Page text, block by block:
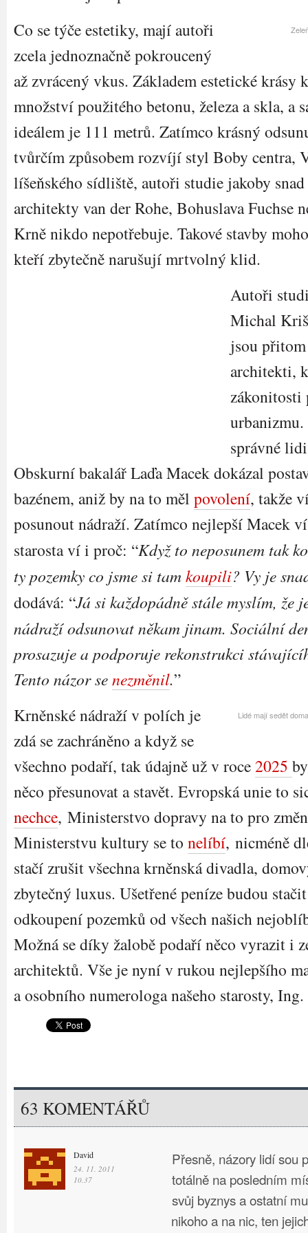
Co se týče estetiky, mají autoři
zcela jednoznačně pokroucený
až zvrácený vkus. Základem estetické krásy
množství použitého betonu, železa a skla, a
ideálem je 111 metrů. Zatímco krásný
tvůrčím způsobem rozvíjí styl Boby centra,
líšeňského sídliště, autoři studie jakoby
architekty van der Rohe, Bohuslava Fuchse
Krně nikdo nepotřebuje. Takové stavby
kteří zbytečně narušují mrtvolný klid.
Autoři
Michal
jsou
architekti,
urbanizmu.
správné
Obskurní bakalář Laďa Macek dokázal
bazénem, aniž by na to měl povolení, takže
posunout nádraží. Zatímco nejlepší Macek
starosta ví i proč: “Když to neposunem tak
ty pozemky co jsme si tamkoupili? Vy je
dodává: “Já si každopádně stále myslím, že
nádraží odsunovat někam jinam. Sociální
prosazuje a podporuje rekonstrukci
Tento názor senezměnil.”
Lidé mají sedět
Krněnské nádraží v polích je
zdá se zachráněno a když se
všechno podaří, tak údajně už v roce2025
něco přesunovat a stavět. Evropská unie to
nechce, Ministerstvo dopravy na to pro
Ministerstvu kultury se to nelíbí, nicméně
stačí zrušit všechna krněnská divadla,
zbytečný luxus. Ušetřené peníze budou
odkoupení pozemků od všech našich
Možná se díky žalobě podaří něco vyrazit i
architektů. Vše je nyní v rukou nejlepšího
a osobního numerologa našeho starosty,
63 KOMENTÁŘŮ
David
24. 11. 2011
10.37
Přesně, názory lidí sou
totálně na posledním
svůj byznys a ostatní
nikoho a na nic, ten